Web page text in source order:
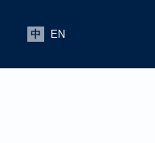
中 EN